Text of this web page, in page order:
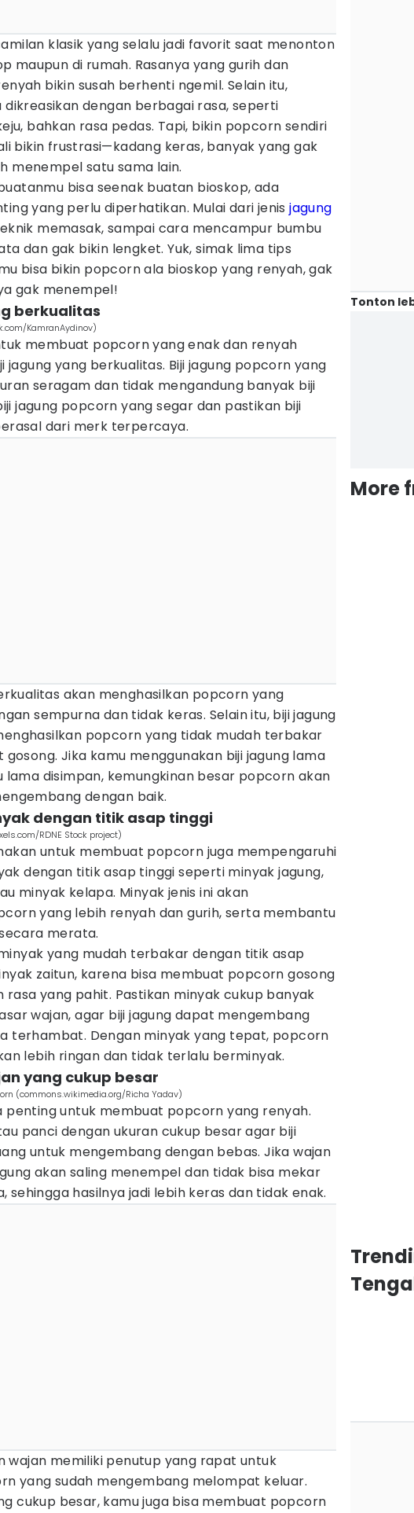
klasik yang selalu jadi favorit saat menonton
maupun di rumah. Rasanya yang gurih dan
bikin susah berhenti ngemil. Selain itu,
dikreasikan dengan berbagai rasa, seperti
bahkan rasa pedas. Tapi, bikin popcorn sendiri
bikin frustrasi—kadang keras, banyak yang gak
menempel satu sama lain.
bisa seenak buatan bioskop, ada
yang perlu diperhatikan. Mulai dari jenisjagung
memasak, sampai cara mencampur bumbu
dan gak bikin lengket. Yuk, simak lima tips
bisa bikin popcorn ala bioskop yang renyah, gak
gak menempel!
berkualitas
KamranAydinov)
membuat popcorn yang enak dan renyah
jagung yang berkualitas. Biji jagung popcorn yang
seragam dan tidak mengandung banyak biji
jagung popcorn yang segar dan pastikan biji
dari merk terpercaya.
akan menghasilkan popcorn yang
sempurna dan tidak keras. Selain itu, biji jagung
popcorn yang tidak mudah terbakar
Jika kamu menggunakan biji jagung lama
lama disimpan, kemungkinan besar popcorn akan
dengan baik.
dengan titik asap tinggi
RDNE Stock project)
untuk membuat popcorn juga mempengaruhi
dengan titik asap tinggi seperti minyak jagung,
minyak kelapa. Minyak jenis ini akan
yang lebih renyah dan gurih, serta membantu
merata.
yang mudah terbakar dengan titik asap
zaitun, karena bisa membuat popcorn gosong
rasa yang pahit. Pastikan minyak cukup banyak
wajan, agar biji jagung dapat mengembang
terhambat. Dengan minyak yang tepat, popcorn
lebih ringan dan tidak terlalu berminyak.
yang cukup besar
(commons.wikimedia.org/Richa Yadav)
penting untuk membuat popcorn yang renyah.
panci dengan ukuran cukup besar agar biji
untuk mengembang dengan bebas. Jika wajan
akan saling menempel dan tidak bisa mekar
sehingga hasilnya jadi lebih keras dan tidak enak.
wajan memiliki penutup yang rapat untuk
yang sudah mengembang melompat keluar.
cukup besar, kamu juga bisa membuat popcorn
Tonton
More